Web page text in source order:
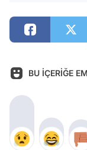
BU İÇERİĞE